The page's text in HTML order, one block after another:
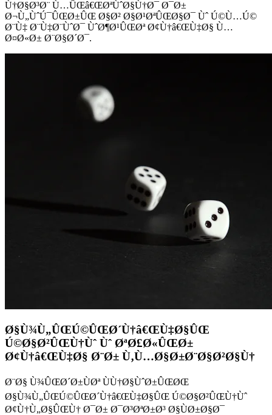
Ù†Ø§Ø³Ø¨ Ù…ÛŒâ€ŒØªÙˆØ§Ù†Ø¯ Ø¯Ø±
Ø¬Ù„ÙˆÚ¯ÛŒØ±ÛŒ Ø§Ø² Ø§Ø¹ØªÛŒØ§Ø¯ Ùˆ Ú©Ù…Ú©
Ø¨Ù‡ Ø¨Ù‡Ø¨ÙˆØ¯ ÙˆØ¶Ø¹ÛŒØª Ø¢Ù†â€ŒÙ‡Ø§ Ù…
Ø¤Ø«Ø± Ø¨Ø§Ø´Ø¯.
Ø§Ù¾Ù„ÛŒÚ©ÛŒØ´Ù†â€ŒÙ‡Ø§ÛŒ
Ú©Ø§Ø²ÛŒÙ†Ùˆ Ùˆ ØªØ£Ø«ÛŒØ±
Ø¢Ù†â€ŒÙ‡Ø§ Ø¨Ø± Ù‚Ù…Ø§Ø±Ø¨Ø§Ø²Ø§Ù†
Ø¨Ø§ Ù¾ÛŒØ´Ø±ÙØª ÙÙ†Ø§ÙˆØ±ÛŒØŒ
Ø§Ù¾Ù„ÛŒÚ©ÛŒØ´Ù†â€ŒÙ‡Ø§ÛŒ Ú©Ø§Ø²ÛŒÙ†Ùˆ
Ø¢Ù†Ù„Ø§ÛŒÙ† Ø¯Ø± Ø¯Ø³ØªØ±Ø³ Ø§ÙØ±Ø§Ø¯